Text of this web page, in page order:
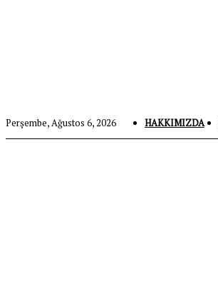
Perşembe, Ağustos 6, 2026 HAKKIMIZDA